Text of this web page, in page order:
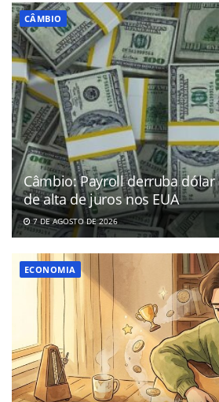
CÂMBIO
Câmbio: Payroll derruba dólar
de alta de juros nos EUA
7 DE AGOSTO DE 2026
ECONOMIA